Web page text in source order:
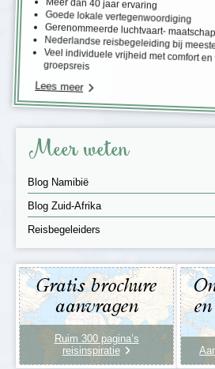
Meer dan 40 jaar ervaring
Goede lokale vertegenwoordiging
Gerenommeerde luchtvaart-
Nederlandse reisbegeleiding bij
Veel individuele vrijheid met comfort
groepsreis
Lees meer
Meer weten
Blog Namibië
Blog Zuid-Afrika
Reisbegeleiders
Gratis brochure
aanvragen
Ruim 300 pagina’s
reisinspiratie